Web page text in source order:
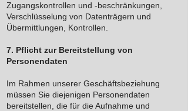
Zugangskontrollen und -beschränkungen,
Verschlüsselung von Datenträgern und
Übermittlungen, Kontrollen.
7. Pflicht zur Bereitstellung von
Personendaten
Im Rahmen unserer Geschäftsbeziehung
müssen Sie diejenigen Personendaten
bereitstellen, die für die Aufnahme und